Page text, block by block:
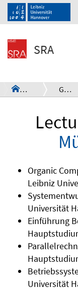
SRA
a Group
Organic
Leibniz
Universität
Einführung
Universität